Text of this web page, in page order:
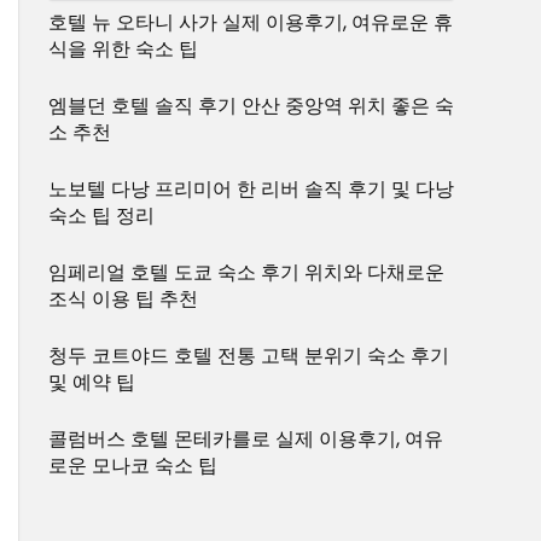
호텔 뉴 오타니 사가 실제 이용후기, 여유로운 휴
식을 위한 숙소 팁
엠블던 호텔 솔직 후기 안산 중앙역 위치 좋은 숙
소 추천
노보텔 다낭 프리미어 한 리버 솔직 후기 및 다낭
숙소 팁 정리
임페리얼 호텔 도쿄 숙소 후기 위치와 다채로운
조식 이용 팁 추천
청두 코트야드 호텔 전통 고택 분위기 숙소 후기
및 예약 팁
콜럼버스 호텔 몬테카를로 실제 이용후기, 여유
로운 모나코 숙소 팁